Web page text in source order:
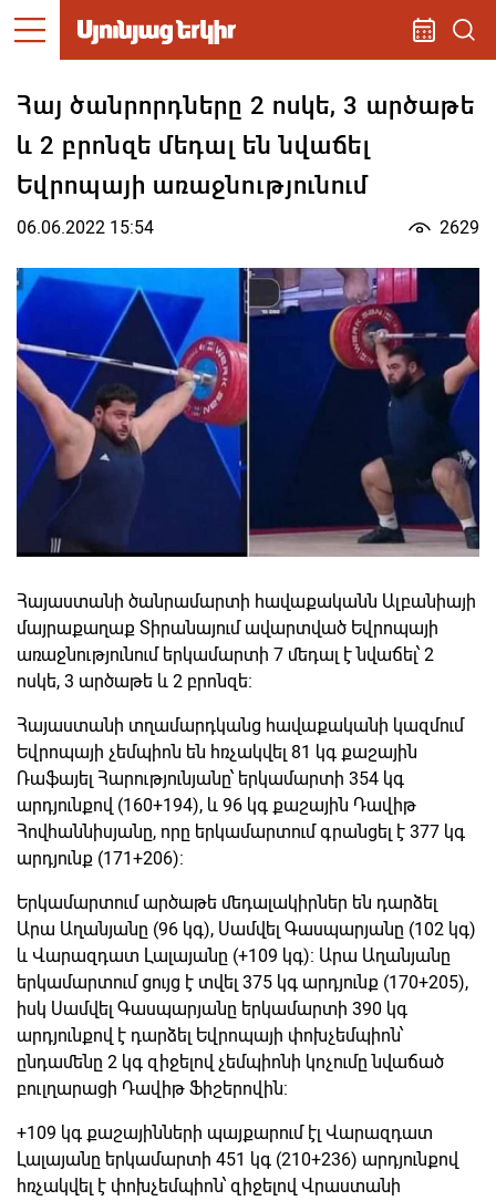
Հայ ծանրորդները 2 ոսկե, 3 արծաթե
և 2 բրոնզե մեդալ են նվաճել
Եվրոպայի առաջնությունում
06.06.2022 15:54 2629
Հայաստանի ծանրամարտի հավաքականն Ալբանիայի
մայրաքաղաք Տիրանայում ավարտված Եվրոպայի
առաջնությունում երկամարտի 7 մեդալ է նվաճել՝ 2
ոսկե, 3 արծաթե և 2 բրոնզե:
Հայաստանի տղամարդկանց հավաքականի կազմում
Եվրոպայի չեմպիոն են հռչակվել 81 կգ քաշային
Ռաֆայել Հարությունյանը՝ երկամարտի 354 կգ
արդյունքով (160+194), և 96 կգ քաշային Դավիթ
Հովհաննիսյանը, որը երկամարտում գրանցել է 377 կգ
արդյունք (171+206):
Երկամարտում արծաթե մեդալակիրներ են դարձել
Արա Աղանյանը (96 կգ), Սամվել Գասպարյանը (102 կգ)
և Վարազդատ Լալայանը (+109 կգ): Արա Աղանյանը
երկամարտում ցույց է տվել 375 կգ արդյունք (170+205),
իսկ Սամվել Գասպարյանը երկամարտի 390 կգ
արդյունքով է դարձել Եվրոպայի փոխչեմպիոն՝
ընդամենը 2 կգ զիջելով չեմպիոնի կոչումը նվաճած
բուլղարացի Դավիթ Ֆիշերովին:
+109 կգ քաշայինների պայքարում էլ Վարազդատ
Լալայանը երկամարտի 451 կգ (210+236) արդյունքով
հռչակվել է փոխչեմպիոն՝ զիջելով Վրաստանի